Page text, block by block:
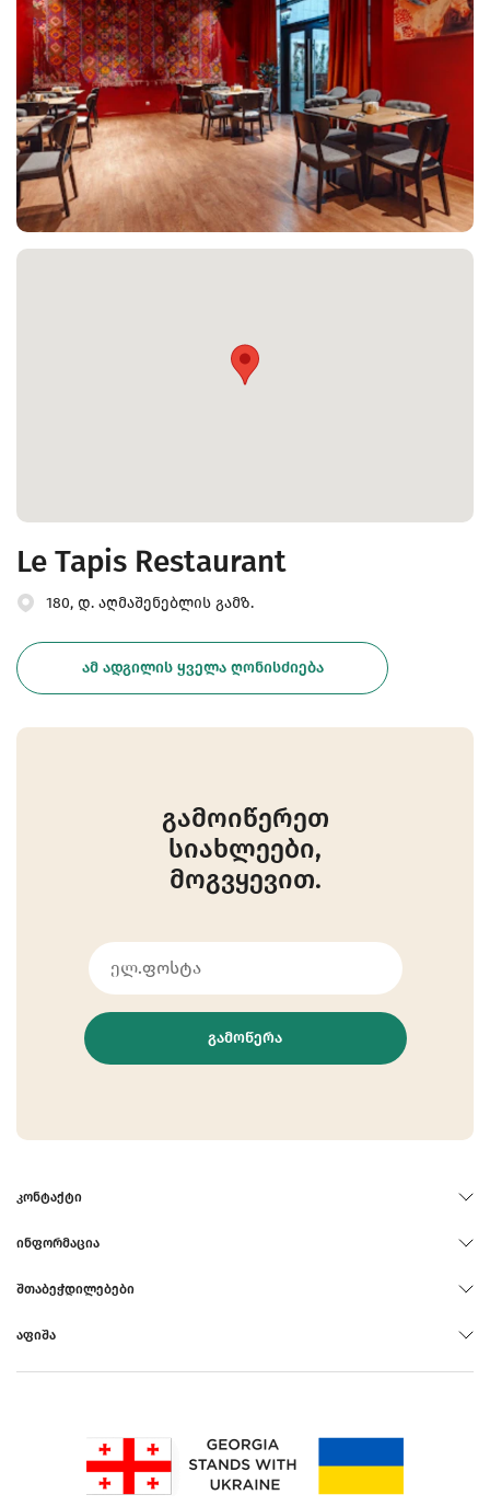
Le Tapis Restaurant
180, დ. აღმაშენებლის გამზ.
ᲐᲛ ᲐᲓᲒᲘᲚᲘᲡ ᲧᲕᲔᲚᲐ ᲦᲝᲜᲘᲡᲫᲘᲔᲑᲐ
გამოიწერეთ
სიახლეები,
მოგვყევით.
ᲒᲐᲛᲝᲬᲔᲠᲐ
ᲙᲝᲜᲢᲐᲥᲢᲘ
ᲘᲜᲤᲝᲠᲛᲐᲪᲘᲐ
ᲨᲗᲐᲑᲔᲭᲓᲘᲚᲔᲑᲔᲑᲘ
ᲐᲤᲘᲨᲐ